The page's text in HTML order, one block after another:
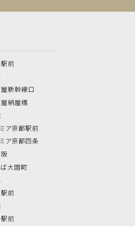
前
新幹線口
納屋橋
ア京都駅前
ア京都四条
大国町
前
前